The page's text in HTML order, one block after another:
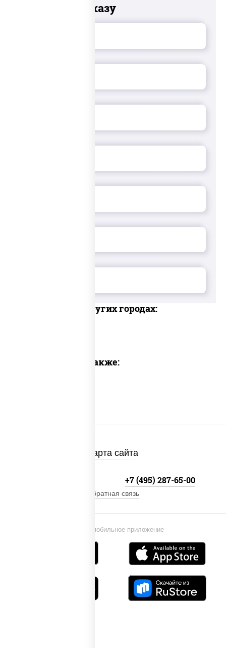
Добавьте к заказу
Доставка в других городах:
Предлагаем также:
Карта сайта
Установи мобильное приложение
+7 (495) 287-65-00
Обратная связь